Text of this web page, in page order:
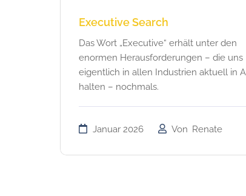
Executive Search
Das Wort „Executive“ erhält unter den
enormen Herausforderungen – die uns
eigentlich in allen Industrien aktuell in
halten – nochmals.
Januar 2026 Von Renate